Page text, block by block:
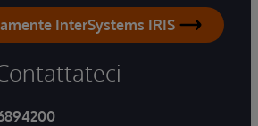
InterSystems IRIS